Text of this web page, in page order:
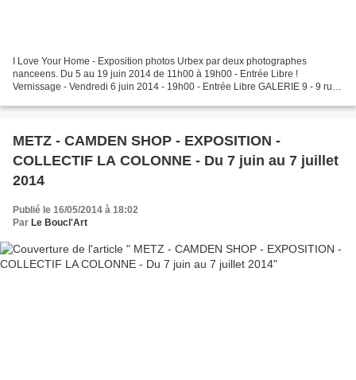
I Love Your Home - Exposition photos Urbex par deux photographes
nanceens. Du 5 au 19 juin 2014 de 11h00 à 19h00 - Entrée Libre !
Vernissage - Vendredi 6 juin 2014 - 19h00 - Entrée Libre GALERIE 9 - 9 rue
METZ - CAMDEN SHOP - EXPOSITION -
COLLECTIF LA COLONNE - Du 7 juin au 7 juillet
2014
Publié le 16/05/2014 à 18:02
Par Le Boucl'Art